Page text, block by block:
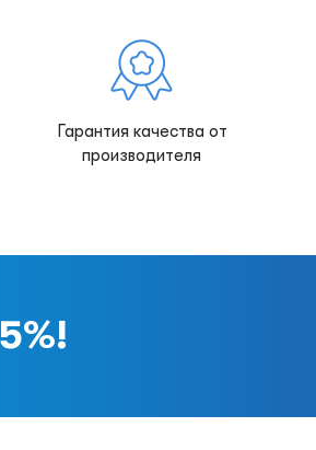
Гарантия качества от
производителя